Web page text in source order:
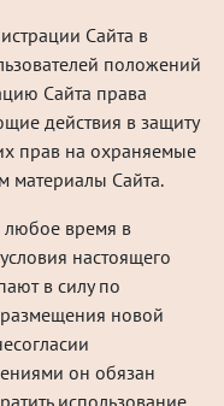
Сайта в
положений
Сайта права
действия в защиту
прав на охраняемые
материалы Сайта.
любое время в
настоящего
в силу по
новой
он обязан
использование